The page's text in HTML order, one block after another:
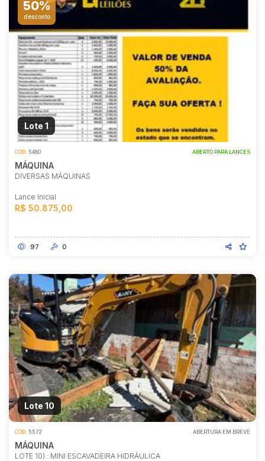
50%
desconto
Lote 1
COD. 5480 ABERTO PARA LANCES
MÁQUINA
DIVERSAS MÁQUINAS
Lance Inicial
R$ 50.875,00
97 0
Lote 10
COD. 5572 ABERTURA EM BREVE
MÁQUINA
LOTE 10).: MINI ESCAVADEIRA HIDRÁULICA